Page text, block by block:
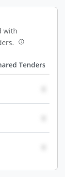
with
Tenders